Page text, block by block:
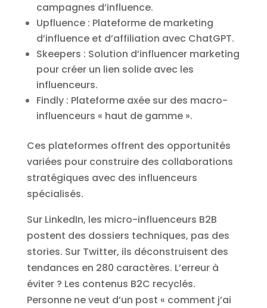
campagnes d’influence.
Upfluence : Plateforme de marketing
d’influence et d’affiliation avec ChatGPT.
Skeepers : Solution d’influencer marketing
pour créer un lien solide avec les
influenceurs.
Findly : Plateforme axée sur des macro-
influenceurs « haut de gamme ».
Ces plateformes offrent des opportunités
variées pour construire des collaborations
stratégiques avec des influenceurs
spécialisés.
Sur LinkedIn, les micro-influenceurs B2B
postent des dossiers techniques, pas des
stories. Sur Twitter, ils déconstruisent des
tendances en 280 caractères. L’erreur à
éviter ? Les contenus B2C recyclés.
Personne ne veut d’un post « comment j’ai